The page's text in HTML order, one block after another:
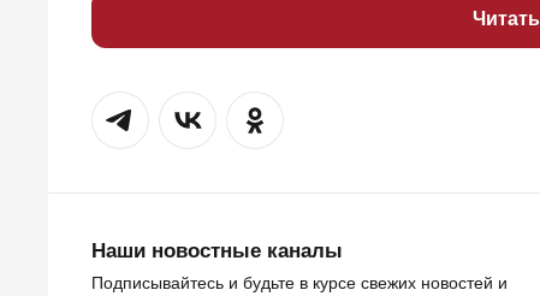
Наши новостные каналы
Подписывайтесь и будьте в курсе свежих новостей и